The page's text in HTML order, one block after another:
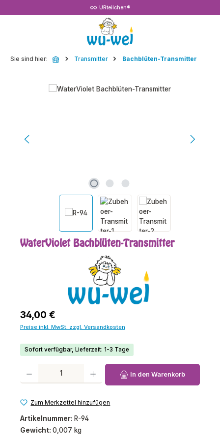
URteilchen®
Sie sind hier: Transmitter Bachblüten-Transmitter
Bildergalerie überspringen
WaterViolet Bachblüten-Transmitter
Regulärer Preis:
34,00 €
Preise inkl. MwSt. zzgl. Versandkosten
Sofort verfügbar, Lieferzeit: 1-3 Tage
Produkt Anzahl: Gib den gewünschten Wert ein oder benutze die
In den Warenkorb
Zum Merkzettel hinzufügen
Artikelnummer: R-94
Gewicht: 0,007 kg